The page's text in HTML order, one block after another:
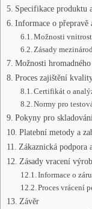
Specifikace produktu
Informace o přepravě
Možnosti
Zásady
Možnosti
Proces zajištění
Certifikát o
Normy pro
Pokyny pro
Platební metody a
Zákaznická podpora
Zásady vracení
Informace o
Proces vrácení
Závěr